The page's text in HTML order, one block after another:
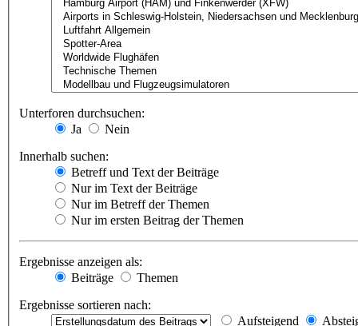
Unterforen durchsuchen:
Ja
Nein
Innerhalb suchen:
Betreff und Text der Beiträge
Nur im Text der Beiträge
Nur im Betreff der Themen
Nur im ersten Beitrag der Themen
Ergebnisse anzeigen als:
Beiträge
Themen
Ergebnisse sortieren nach:
Aufsteigend